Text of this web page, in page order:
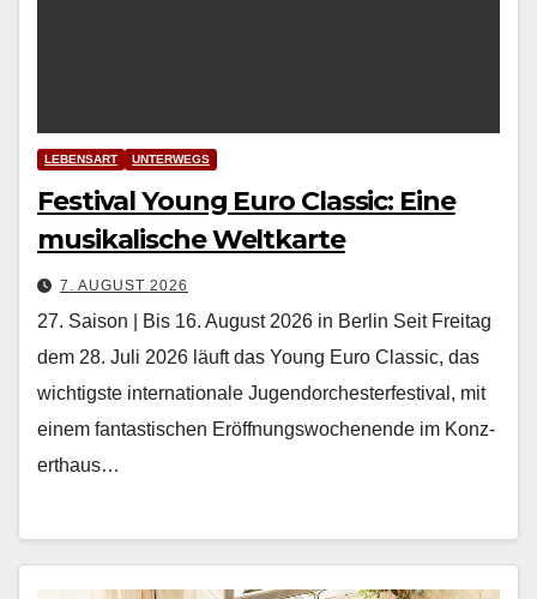
LEBENSART UNTERWEGS
Festival Young Euro Classic: Eine
musikalische Weltkarte
7. AUGUST 2026
27. Saison | Bis 16. August 2026 in Berlin Seit Fre­itag
dem 28. Juli 2026 läuft das Young Euro Clas­sic, das
wichtig­ste inter­na­tionale Ju­gendorchesterfestival, mit
einem fan­tastis­chen Eröff­nungswoch­enende im Konz­
erthaus…